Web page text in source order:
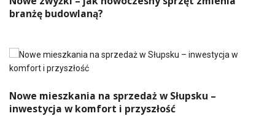
branżę budowlaną?
Nowe mieszkania na sprzedaż w Słupsku –
inwestycja w komfort i przyszłość